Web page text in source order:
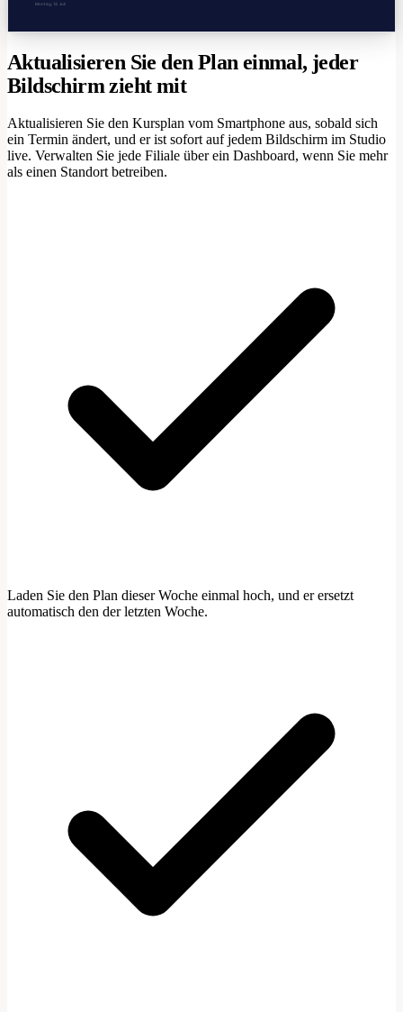
Montag, 14. Juli
Aktualisieren Sie den Plan einmal, jeder
Bildschirm zieht mit
Aktualisieren Sie den Kursplan vom Smartphone aus, sobald sich
ein Termin ändert, und er ist sofort auf jedem Bildschirm im Studio
live. Verwalten Sie jede Filiale über ein Dashboard, wenn Sie mehr
als einen Standort betreiben.
Laden Sie den Plan dieser Woche einmal hoch, und er ersetzt
automatisch den der letzten Woche.